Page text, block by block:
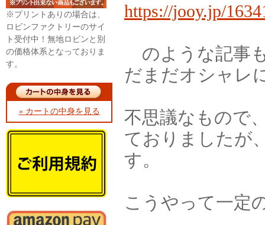
※プリントありの場合は、
ロビンファクトリーのサイ
ト受付中！無地ロビンと別
の価格体系となっておりま
す。
» カートの中身を見る
https://jooy.jp/
のような記事
だまだオシャレ
不思議なもので
ておりましたが
す。
こうやって一定